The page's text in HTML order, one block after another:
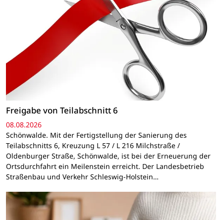
Freigabe von Teilabschnitt 6
08.08.2026
Schönwalde. Mit der Fertigstellung der Sanierung des
Teilabschnitts 6, Kreuzung L 57 / L 216 Milchstraße /
Oldenburger Straße, Schönwalde, ist bei der Erneuerung der
Ortsdurchfahrt ein Meilenstein erreicht. Der Landesbetrieb
Straßenbau und Verkehr Schleswig-Holstein…